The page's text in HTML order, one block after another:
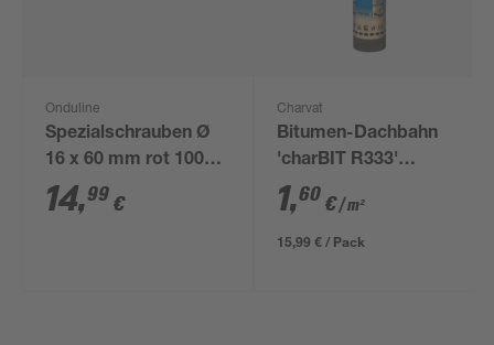
Onduline
Spezialschrauben Ø
16 x 60 mm rot 100
Stück
14,99 €
Charvat
Bitumen-Dachbahn
'charBIT R333'
besandet schwarz
100 x 1000 cm
1,60 €/ m²
15,99 € / Pack